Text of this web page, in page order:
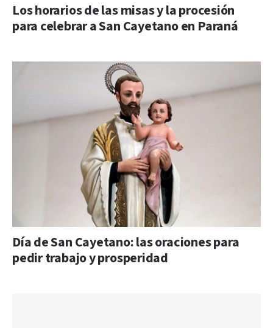
Los horarios de las misas y la procesión
para celebrar a San Cayetano en Paraná
Día de San Cayetano: las oraciones para
pedir trabajo y prosperidad